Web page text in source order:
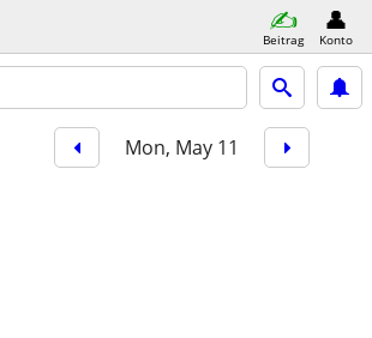
Beitrag Konto
Mon, May 11